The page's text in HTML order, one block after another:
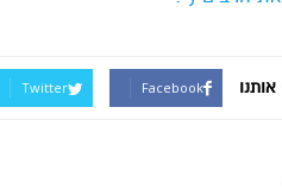
Facebook
Twitter